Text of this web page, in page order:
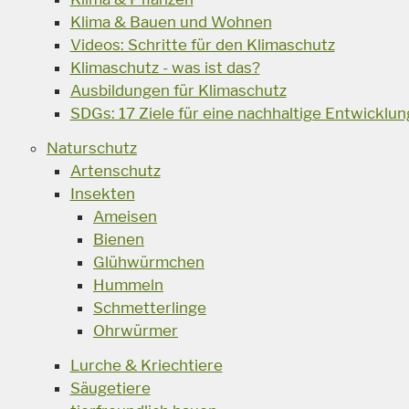
Klima & Bauen und Wohnen
Videos: Schritte für den Klimaschutz
Klimaschutz - was ist das?
Ausbildungen für Klimaschutz
SDGs: 17 Ziele für eine nachhaltige
Naturschutz
Artenschutz
Insekten
Ameisen
Bienen
Glühwürmchen
Hummeln
Schmetterlinge
Ohrwürmer
Lurche & Kriechtiere
Säugetiere